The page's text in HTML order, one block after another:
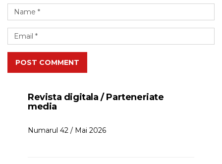
POST COMMENT
Revista digitala / Parteneriate
media
Numarul 42 / Mai 2026